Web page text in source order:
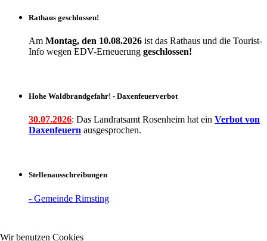
Rathaus geschlossen!
Am Montag, den 10.08.2026 ist das Rathaus und die Tourist-
Info wegen EDV-Erneuerung geschlossen!
Hohe Waldbrandgefahr! - Daxenfeuerverbot
30.07.2026: Das Landratsamt Rosenheim hat ein Verbot von
Daxenfeuern ausgesprochen.
Stellenausschreibungen
- Gemeinde Rimsting
Wir benutzen Cookies